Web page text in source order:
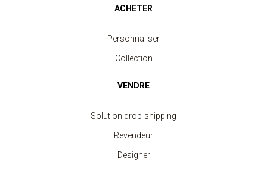
ACHETER
Personnaliser
Collection
VENDRE
Solution drop-shipping
Revendeur
Designer